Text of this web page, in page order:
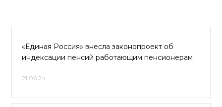
«Единая Россия» внесла законопроект об
индексации пенсий работающим пенсионерам
21.06.24